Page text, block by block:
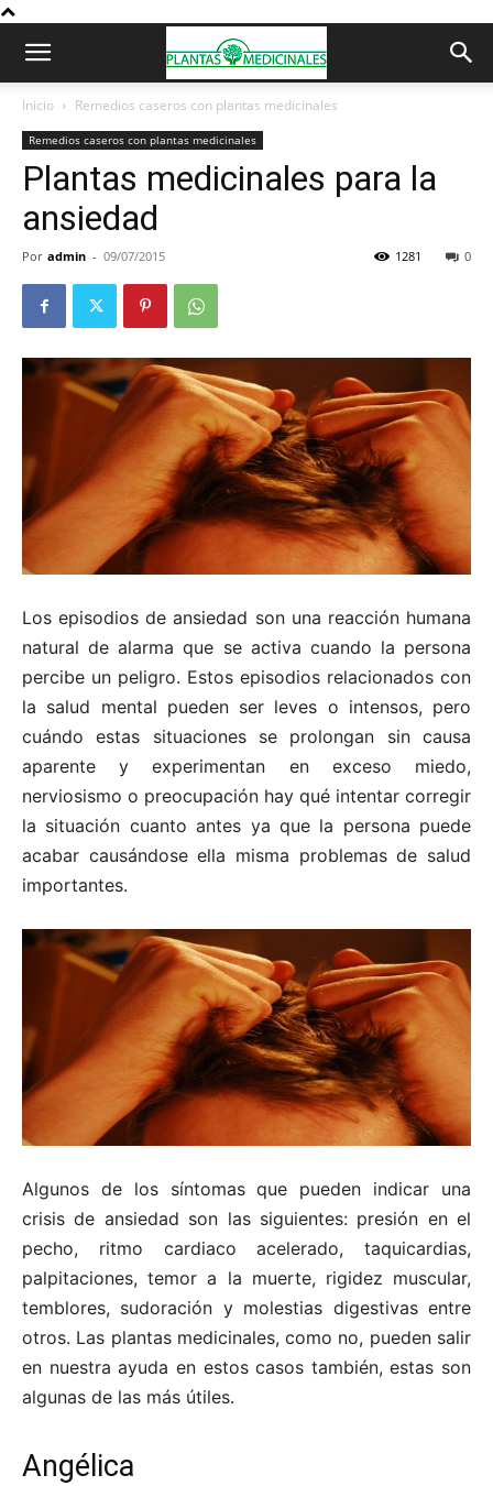
Inicio Remedios caseros con plantas medicinales
Remedios caseros con plantas medicinales
Plantas medicinales para la
ansiedad
Por admin - 09/07/2015 0
1281
Los episodios de ansiedad son una reacción humana
natural de alarma que se activa cuando la persona
percibe un peligro. Estos episodios relacionados con
la salud mental pueden ser leves o intensos, pero
cuándo estas situaciones se prolongan sin causa
aparente y experimentan en exceso miedo,
nerviosismo o preocupación hay qué intentar corregir
la situación cuanto antes ya que la persona puede
acabar causándose ella misma problemas de salud
importantes.
Algunos de los síntomas que pueden indicar una
crisis de ansiedad son las siguientes: presión en el
pecho, ritmo cardiaco acelerado, taquicardias,
palpitaciones, temor a la muerte, rigidez muscular,
temblores, sudoración y molestias digestivas entre
otros. Las plantas medicinales, como no, pueden salir
en nuestra ayuda en estos casos también, estas son
algunas de las más útiles.
Angélica